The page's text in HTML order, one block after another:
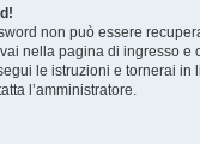
non può essere
nella pagina di ingresso e
le istruzioni e tornerai in
l’amministratore.